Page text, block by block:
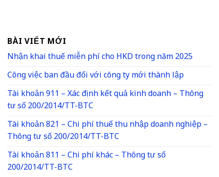
BÀI VIẾT MỚI
Nhận khai thuế miễn phí cho HKD trong năm 2025
Công việc ban đầu đối với công ty mới thành lập
Tài khoản 911 – Xác định kết quả kinh doanh – Thông
tư số 200/2014/TT-BTC
Tài khoản 821 – Chi phí thuế thu nhập doanh nghiệp –
Thông tư số 200/2014/TT-BTC
Tài khoản 811 – Chi phí khác – Thông tư số
200/2014/TT-BTC